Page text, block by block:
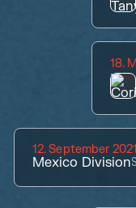
18.
12. September 2021
Mexico Division